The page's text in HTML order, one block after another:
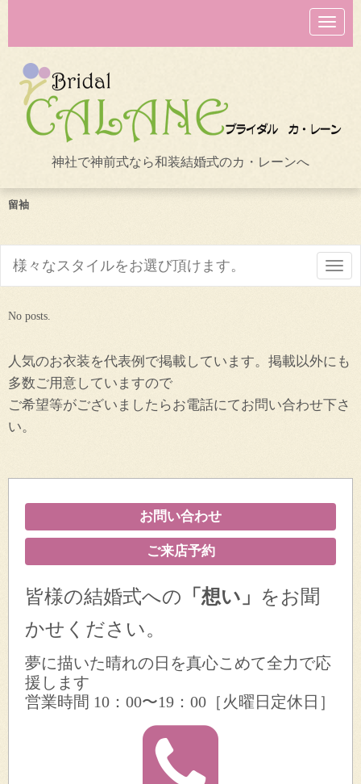
N
a
v
o
n
神社で神前式なら和装結婚式のカ・レーンへ
留袖
N
a
i
o
様々なスタイルをお選び頂けます。
No posts.
人気のお衣装を代表例で掲載しています。掲載以外にも
多数ご用意していますので
ご希望等がございましたらお電話にてお問い合わせ下さ
い。
お問い合わせ
ご来店予約
皆様の結婚式への 「想い」
をお聞
かせください。
夢に描いた晴れの日を真心こめて全力で応
援します
営業時間 10：00〜19：00［火曜日定休日］